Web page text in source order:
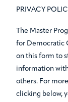
PRIVACY
The Master
for Democratic
on this form to
information
others. For
clicking below,